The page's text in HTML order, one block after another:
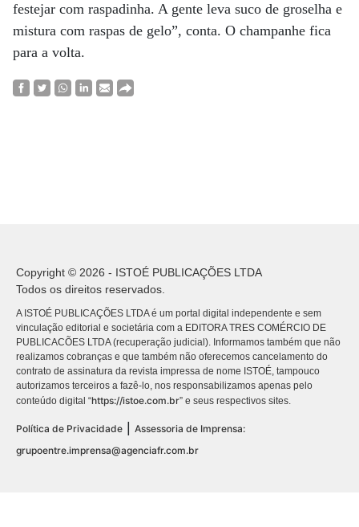
festejar com raspadinha. A gente leva suco de groselha e
mistura com raspas de gelo”, conta. O champanhe fica
para a volta.
Copyright © 2026 - ISTOÉ PUBLICAÇÕES LTDA
Todos os direitos reservados.
A ISTOÉ PUBLICAÇÕES LTDA é um portal digital independente e sem
vinculação editorial e societária com a EDITORA TRES COMÉRCIO DE
PUBLICACÕES LTDA (recuperação judicial). Informamos também que não
realizamos cobranças e que também não oferecemos cancelamento do
contrato de assinatura da revista impressa de nome ISTOÉ, tampouco
autorizamos terceiros a fazê-lo, nos responsabilizamos apenas pelo
conteúdo digital “https://istoe.com.br” e seus respectivos sites.
Política de Privacidade
Assessoria de Imprensa:
grupoentre.imprensa@agenciafr.com.br